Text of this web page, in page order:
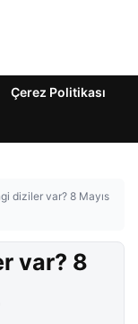
Çerez Politikası
diziler var? 8 Mayıs
var? 8